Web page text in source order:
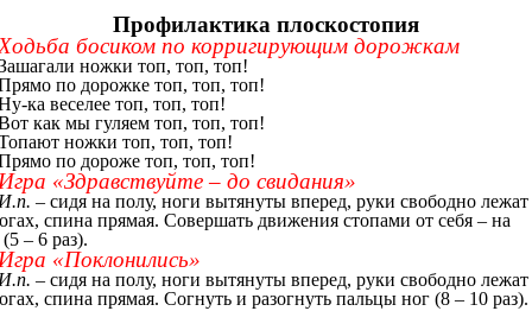
Профилактика плоскостопия
босиком по корригирующим дорожкам
ножки топ, топ, топ!
по дорожке топ, топ, топ!
ка веселее топ, топ, топ!
как мы гуляем топ, топ, топ!
ножки топ, топ, топ!
по дороже топ, топ, топ!
«Здравствуйте – до свидания»
–сидя на полу, ноги вытянуты вперед, руки свободно лежат
спина прямая. Совершать движения стопами от себя – на
(5 – 6 раз).
«Поклонились»
–сидя на полу, ноги вытянуты вперед, руки свободно лежат
спина прямая. Согнуть и разогнуть пальцы ног (8 – 10 раз).